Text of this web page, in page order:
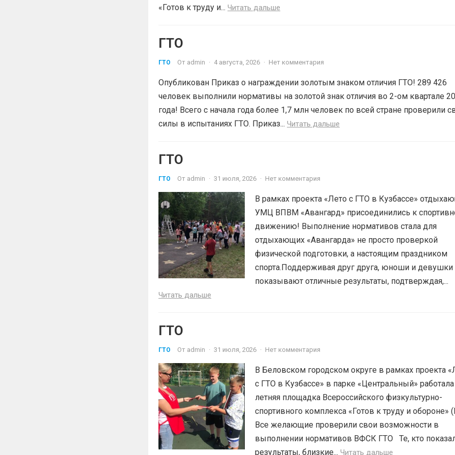
«Готов к труду и... Читать дальше
ГТО
ГТО От admin · 4 августа, 2026 · Нет комментария
Опубликован Приказ о награждении золотым знаком отличия ГТО! 289 426
человек выполнили нормативы на золотой знак отличия во 2-ом квартале
года! Всего с начала года более 1,7 млн человек по всей стране проверили
силы в испытаниях ГТО. Приказ... Читать дальше
ГТО
ГТО От admin · 31 июля, 2026 · Нет комментария
В рамках проекта «Лето с ГТО в Кузбассе»
УМЦ ВПВМ «Авангард» присоединились к
движению! Выполнение нормативов стала для
отдыхающих «Авангарда» не просто проверкой
физической подготовки, а настоящим праздником
спорта.Поддерживая друг друга, юноши и девушки
показывают отличные результаты, подтверждая,...
Читать дальше
ГТО
ГТО От admin · 31 июля, 2026 · Нет комментария
В Беловском городском округе в рамках проекта
с ГТО в Кузбассе» в парке «Центральный» работала
летняя площадка Всероссийского физкультурно-
спортивного комплекса «Готов к труду и обороне»
Все желающие проверили свои возможности в
выполнении нормативов ВФСК ГТО️⁣⁣⠀Те, кто
результаты, близкие... Читать дальше